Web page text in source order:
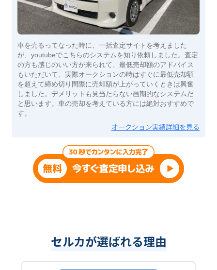
車を売るってなった時に、一括査定サイトを考えました
が、youtubeでこちらのシステムを知り依頼しました。査定
の方も感じのいい方が来られて、最低売却額のアドバイス
もいただいて、実際オークションの時はすぐに最低売却額
を超えて締め切り間際に売却額が上がっていくときは興奮
しました。デメリットも見当たらない画期的なシステムだ
と思います。車の売却を考えている方には絶対おすすめで
す。
オークション実績詳細を見る
セルカが選ばれる理由